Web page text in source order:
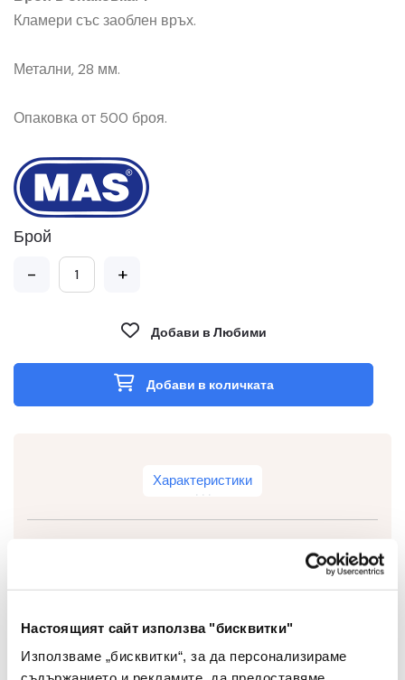
Настоящият сайт използва "бисквитки"
Използваме „бисквитки“, за да персонализираме
Кламери със заоблен връх.
Метални, 28 мм.
Опаковка от 500 броя.
Брой
- +
Добави в Любими
Добави в количката
Характеристики
Тип Кламери
Вид Цветни
Цвят Тюркоаз